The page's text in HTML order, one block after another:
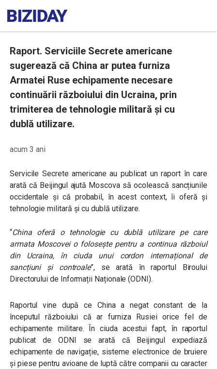
Raport. Serviciile Secrete americane
sugerează că China ar putea furniza
Armatei Ruse echipamente necesare
continuării războiului din Ucraina, prin
trimiterea de tehnologie militară și cu
dublă utilizare.
acum 3 ani
Servicile Secrete americane au publicat un raport în care
arată că Beijingul ajută Moscova să ocolească sancțiunile
occidentale și că probabil, în acest context, îi oferă și
tehnologie militară și cu dublă utilizare.
“China oferă o tehnologie cu dublă utilizare pe care
armata Moscovei o folosește pentru a continua războiul
din Ucraina, în ciuda unui cordon internațional de
sancțiuni și controale”, se arată în raportul Biroului
Directorului de Informații Naționale (ODNI).
Raportul vine după ce China a negat constant de la
începutul războiului că ar furniza Rusiei orice fel de
echipamente militare. În ciuda acestui fapt, în raportul
publicat de ODNI se arată că Beijingul expediază
echipamente de navigație, sisteme electronice de bruiere
și piese pentru avioane de luptă către companii cu caracter